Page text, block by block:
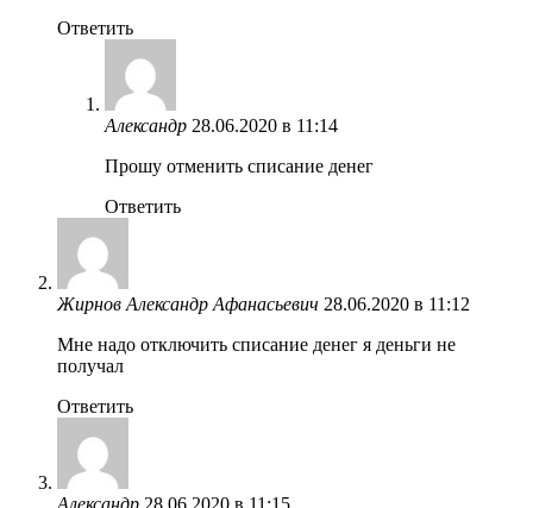
Ответить
Александр 28.06.2020 в 11:14
Прошу отменить списание денег
Ответить
Жирнов Александр Афанасьевич 28.06.2020 в 11:12
Мне надо отключить списание денег я деньги не
получал
Ответить